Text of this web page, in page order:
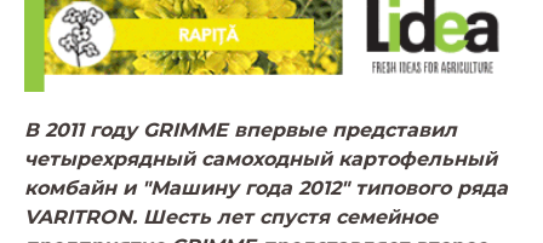
В 2011 году GRIMME впервые представил
четырехрядный самоходный картофельный
комбайн и "Машину года 2012" типового ряда
VARITRON. Шесть лет спустя семейное